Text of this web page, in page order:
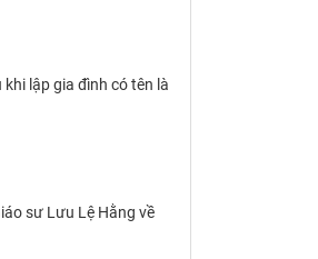
lập gia đình có tên là
sư Lưu Lệ Hằng về